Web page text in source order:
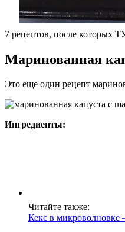
7 рецептов, после
Маринованная
Это еще один рецепт
Ингредиенты:
Читайте также:
Кекс в микроволновке